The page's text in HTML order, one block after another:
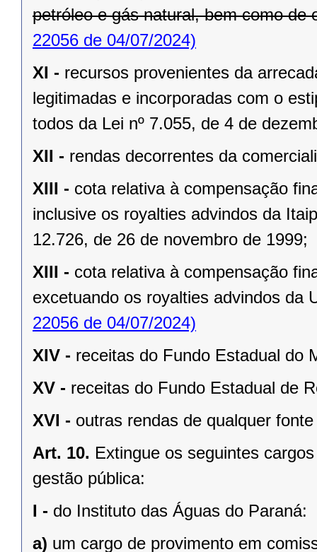
petróleo e gás natural, bem como de
22056 de 04/07/2024)
XI - recursos provenientes da
legitimadas e incorporadas com o
todos da Lei nº 7.055, de 4 de
XII - rendas decorrentes da
XIII - cota relativa à compensação
inclusive os royalties advindos da
12.726, de 26 de novembro de 1999;
XIII - cota relativa à compensação
excetuando os royalties advindos da
22056 de 04/07/2024)
XIV - receitas do Fundo Estadual do
XV - receitas do Fundo Estadual de
XVI - outras rendas de qualquer
Art. 10. Extingue os seguintes
gestão pública:
I - do Instituto das Águas do Paraná:
a) um cargo de provimento em